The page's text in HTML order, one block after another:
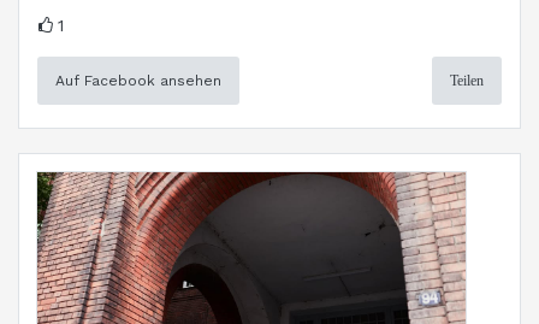
1
Auf Facebook ansehen Teilen